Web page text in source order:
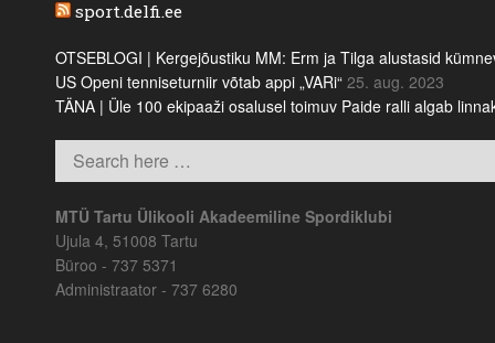
sport.delfi.ee
OTSEBLOGI | Kergejõustiku MM: Erm ja Tilga alustasid
US Openi tenniseturniir võtab appi „VARi“ 25. aug. 2023
TÄNA | Üle 100 ekipaaži osalusel toimuv Paide ralli algab
MTÜ Tartu Ülikooli Akadeemiline Spordiklubi
Ujula 4, 51008 Tartu
Büroo - 737 5371
Administraator - 737 6280